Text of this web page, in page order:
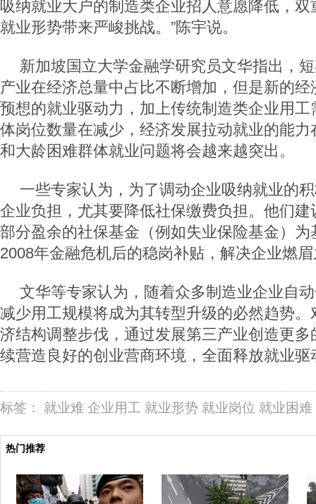
吸纳就业大户的制造类企业招人意愿降低，
就业形势带来严峻挑战。”陈宇说。
新加坡国立大学金融学研究员文华指出，
产业在经济总量中占比不断增加，但是新的
预想的就业驱动力，加上传统制造类企业用
体岗位数量在减少，经济发展拉动就业的能
和大龄困难群体就业问题将会越来越突出。
一些专家认为，为了调动企业吸纳就业的
企业负担，尤其要降低社保缴费负担。他们
部分盈余的社保基金（例如失业保险基金）为
2008年金融危机后的稳岗补贴，解决企业燃
文华等专家认为，随着众多制造业企业自
减少用工规模将成为其转型升级的必然趋势
济结构调整步伐，通过发展第三产业创造更
续营造良好的创业营商环境，全面释放就业驱
标签： 就业难 企业用工 就业形势 就业岗位 就业困难
热门推荐